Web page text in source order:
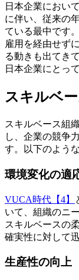
日本企業におい
に伴い、従来の
ている最中です
雇用を経由せず
る動きも出てき
日本企業にとっ
スキルベ
スキルベース組
し、企業の競争
す。以下のよう
環境変化の適
VUCA時代【4】
いて、組織のニ
スキルベースの
確実性に対して
生産性の向上